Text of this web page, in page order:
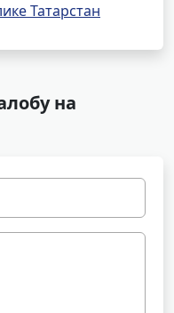
Татарстан
на